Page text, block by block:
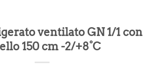
ventilato GN 1/1 con
150 cm -2/+8°C